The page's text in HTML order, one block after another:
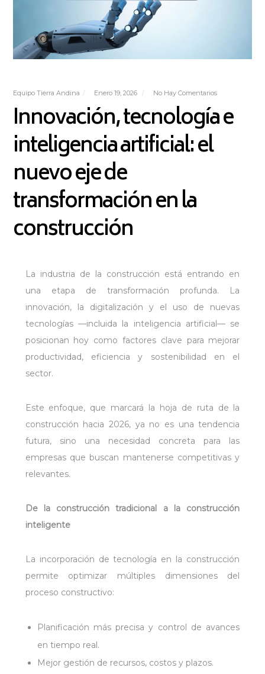
Equipo Tierra Andina Enero 19, 2026 No Hay Comentarios
Innovación, tecnología e
inteligencia artificial: el
nuevo eje de
transformación en la
construcción
La industria de la construcción está entrando en
una etapa de transformación profunda. La
innovación, la digitalización y el uso de nuevas
tecnologías —incluida la inteligencia artificial— se
posicionan hoy como factores clave para mejorar
productividad, eficiencia y sostenibilidad en el
sector.
Este enfoque, que marcará la hoja de ruta de la
construcción hacia 2026, ya no es una tendencia
futura, sino una necesidad concreta para las
empresas que buscan mantenerse competitivas y
relevantes.
De la construcción tradicional a la construcción
inteligente
La incorporación de tecnología en la construcción
permite optimizar múltiples dimensiones del
proceso constructivo:
Planificación más precisa y control de avances
en tiempo real.
Mejor gestión de recursos, costos y plazos.